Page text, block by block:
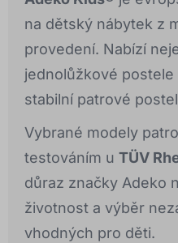
na dětský nábytek z
provedení. Nabízí
jednolůžkové postele
stabilní patrové
Vybrané modely
testováním u TÜV
důraz značky Adeko
životnost a výběr
vhodných pro děti.